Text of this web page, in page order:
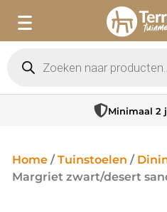
Minimaal 2
Home /Tuinstoelen /
Margriet zwart/desert